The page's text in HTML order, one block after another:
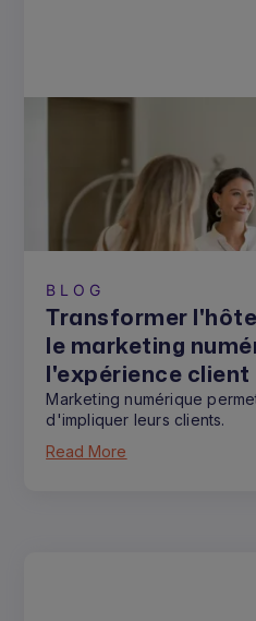
BLOG
Transformer
le marketing
l'expérience client
Marketing numérique
d'impliquer leurs clients.
Read More